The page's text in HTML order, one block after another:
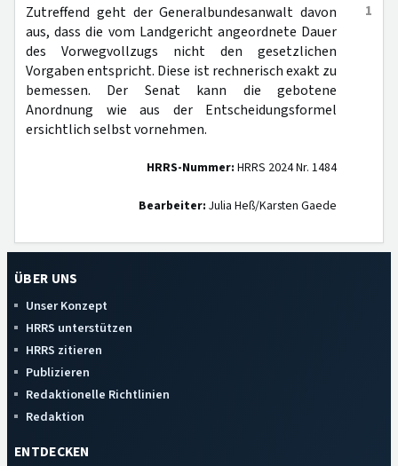
1
Zutreffend geht der Generalbundesanwalt davon
aus, dass die vom Landgericht angeordnete Dauer
des Vorwegvollzugs nicht den gesetzlichen
Vorgaben entspricht. Diese ist rechnerisch exakt zu
bemessen. Der Senat kann die gebotene
Anordnung wie aus der Entscheidungsformel
ersichtlich selbst vornehmen.
HRRS-Nummer: HRRS 2024 Nr. 1484
Bearbeiter: Julia Heß/Karsten Gaede
ÜBER UNS
Unser Konzept
HRRS unterstützen
HRRS zitieren
Publizieren
Redaktionelle Richtlinien
Redaktion
ENTDECKEN